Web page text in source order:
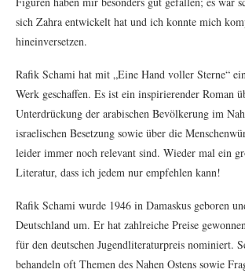
sich Zahra entwickelt hat und ich konnte mich
hineinversetzen.
Rafik Schami hat mit „Eine Hand voller Sterne“
Werk geschaffen. Es ist ein inspirierender Roman
Unterdrückung der arabischen Bevölkerung im
israelischen Besetzung sowie über die
leider immer noch relevant sind. Wieder mal ein
Literatur, dass ich jedem nur empfehlen kann!
Rafik Schami wurde 1946 in Damaskus geboren
Deutschland um. Er hat zahlreiche Preise
für den deutschen Jugendliteraturpreis nominiert.
behandeln oft Themen des Nahen Ostens sowie